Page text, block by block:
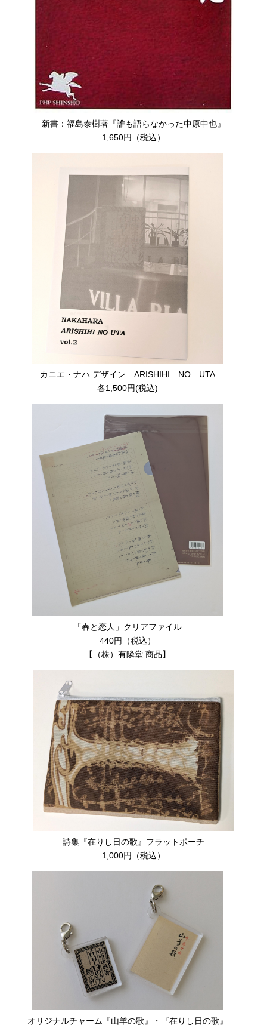
新書：福島泰樹著『誰も語らなかった中原中也』
1,650円（税込）
カニエ・ナハ デザイン ARISHIHI NO UTA
各1,500円(税込)
「春と恋人」クリアファイル
440円（税込）
【（株）有隣堂 商品】
詩集『在りし日の歌』フラットポーチ
1,000円（税込）
オリジナルチャーム『山羊の歌』・『在りし日の歌』